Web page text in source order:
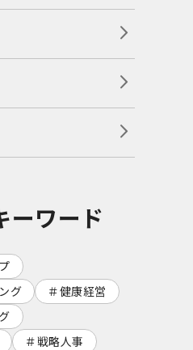
ーワード
グ
健康経営
戦略人事